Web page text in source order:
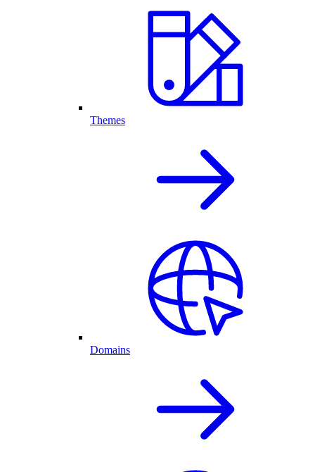
Themes
Domains